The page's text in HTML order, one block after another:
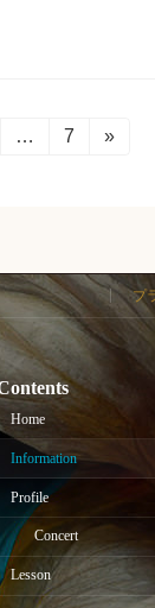
…
固
7 »
プ
Home
Information
Profile
Concert
Lesson